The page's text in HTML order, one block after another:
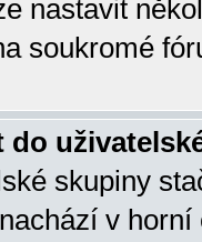
nastavit
soukromé
do
skupiny
v horní